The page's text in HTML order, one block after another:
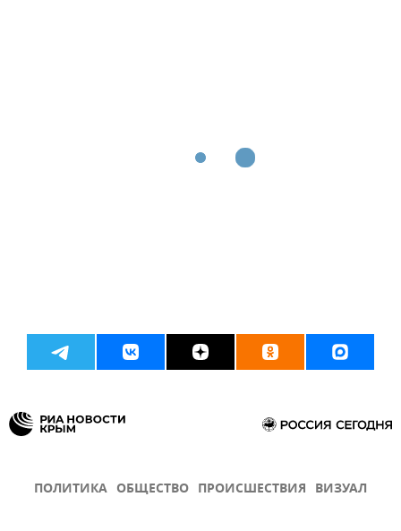
ПОЛИТИКА ОБЩЕСТВО ПРОИСШЕСТВИЯ ВИЗУАЛ